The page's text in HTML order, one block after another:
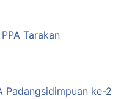
Padangsidimpuan ke-2